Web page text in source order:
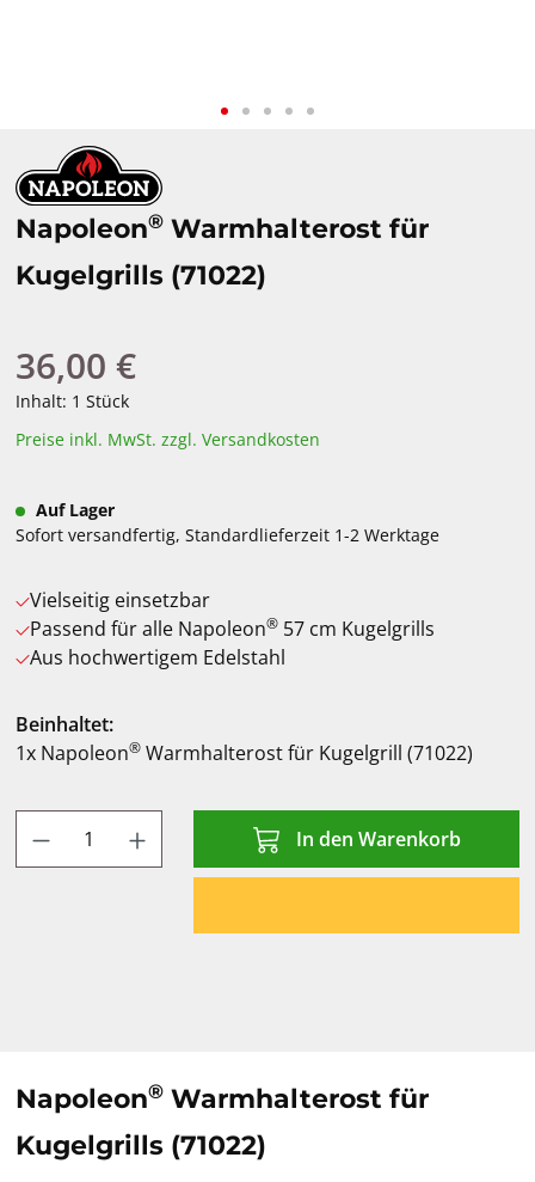
Napoleon® Warmhalterost für
Kugelgrills (71022)
Regulärer Preis:
36,00 €
Inhalt: 1 Stück
Preise inkl. MwSt. zzgl. Versandkosten
Auf Lager
Sofort versandfertig, Standardlieferzeit 1-2 Werktage
Vielseitig einsetzbar
Passend für alle Napoleon® 57 cm Kugelgrills
Aus hochwertigem Edelstahl
Beinhaltet:
1x Napoleon® Warmhalterost für Kugelgrill (71022)
Produkt Anzahl: Gib den gewünschten
In den Warenkorb
Napoleon® Warmhalterost für
Kugelgrills (71022)